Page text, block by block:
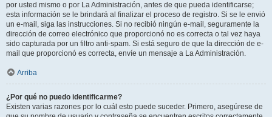
por usted mismo o por La Administración, antes de que pueda identificarse;
esta información se le brindará al finalizar el proceso de registro. Si se le envió
un e-mail, siga las instrucciones. Si no recibió ningún e-mail, seguramente la
dirección de correo electrónico que proporcionó no es correcta o tal vez haya
sido capturada por un filtro anti-spam. Si está seguro de que la dirección de e-
mail que proporcionó es correcta, envíe un mensaje a La Administración.
Arriba
¿Por qué no puedo identificarme?
Existen varias razones por lo cuál esto puede suceder. Primero, asegúrese de